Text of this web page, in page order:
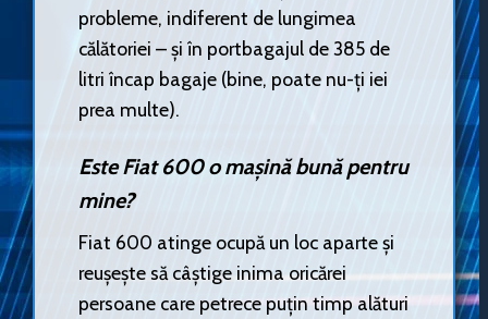
probleme, indiferent de lungimea
călătoriei – și în portbagajul de 385 de
litri încap bagaje (bine, poate nu-ți iei
prea multe).
Este Fiat 600 o mașină bună pentru
mine?
Fiat 600 atinge ocupă un loc aparte și
reușește să câștige inima oricărei
persoane care petrece puțin timp alături